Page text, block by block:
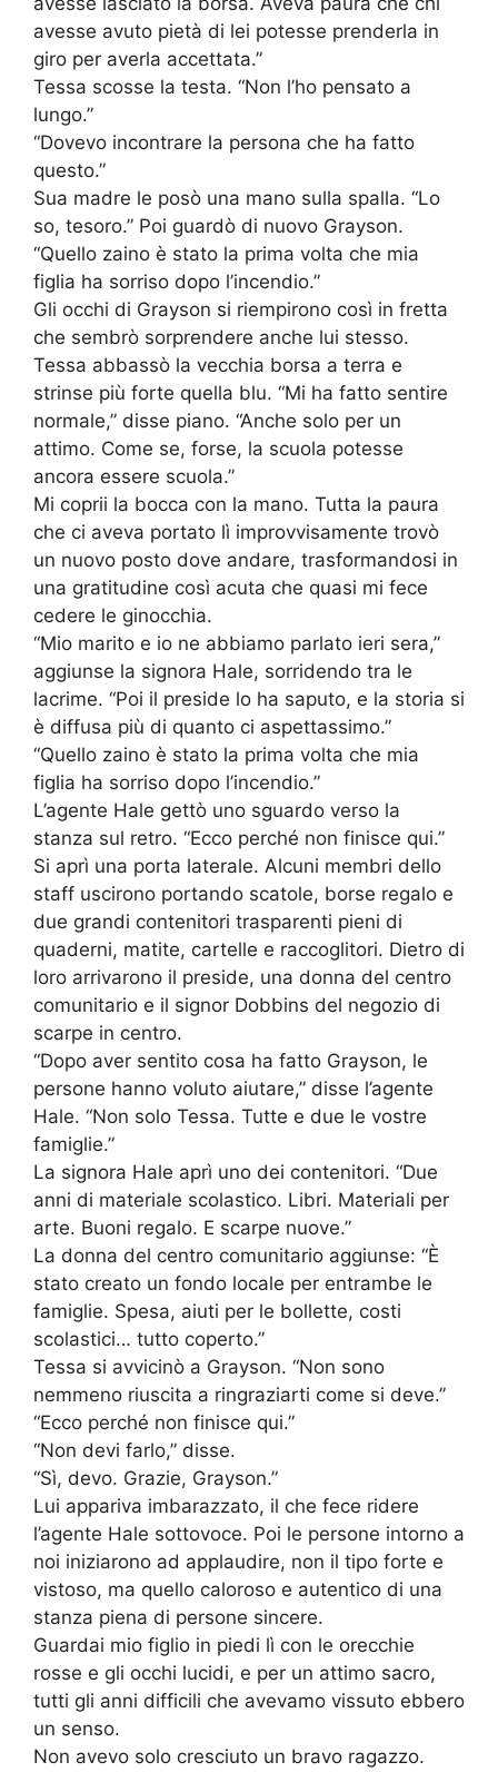
avesse avuto pietà di lei potesse prenderla in
giro per averla accettata.”
Tessa scosse la testa. “Non l’ho pensato a
lungo.”
“Dovevo incontrare la persona che ha fatto
questo.”
Sua madre le posò una mano sulla spalla. “Lo
so, tesoro.” Poi guardò di nuovo Grayson.
“Quello zaino è stato la prima volta che mia
figlia ha sorriso dopo l’incendio.”
Gli occhi di Grayson si riempirono così in fretta
che sembrò sorprendere anche lui stesso.
Tessa abbassò la vecchia borsa a terra e
strinse più forte quella blu. “Mi ha fatto sentire
normale,” disse piano. “Anche solo per un
attimo. Come se, forse, la scuola potesse
ancora essere scuola.”
Mi coprii la bocca con la mano. Tutta la paura
che ci aveva portato lì improvvisamente trovò
un nuovo posto dove andare, trasformandosi in
una gratitudine così acuta che quasi mi fece
cedere le ginocchia.
“Mio marito e io ne abbiamo parlato ieri sera,”
aggiunse la signora Hale, sorridendo tra le
lacrime. “Poi il preside lo ha saputo, e la storia si
è diffusa più di quanto ci aspettassimo.”
“Quello zaino è stato la prima volta che mia
figlia ha sorriso dopo l’incendio.”
L’agente Hale gettò uno sguardo verso la
stanza sul retro. “Ecco perché non finisce qui.”
Si aprì una porta laterale. Alcuni membri dello
staff uscirono portando scatole, borse regalo e
due grandi contenitori trasparenti pieni di
quaderni, matite, cartelle e raccoglitori. Dietro di
loro arrivarono il preside, una donna del centro
comunitario e il signor Dobbins del negozio di
scarpe in centro.
“Dopo aver sentito cosa ha fatto Grayson, le
persone hanno voluto aiutare,” disse l’agente
Hale. “Non solo Tessa. Tutte e due le vostre
famiglie.”
La signora Hale aprì uno dei contenitori. “Due
anni di materiale scolastico. Libri. Materiali per
arte. Buoni regalo. E scarpe nuove.”
La donna del centro comunitario aggiunse: “È
stato creato un fondo locale per entrambe le
famiglie. Spesa, aiuti per le bollette, costi
scolastici… tutto coperto.”
Tessa si avvicinò a Grayson. “Non sono
nemmeno riuscita a ringraziarti come si deve.”
“Ecco perché non finisce qui.”
“Non devi farlo,” disse.
“Sì, devo. Grazie, Grayson.”
Lui appariva imbarazzato, il che fece ridere
l’agente Hale sottovoce. Poi le persone intorno a
noi iniziarono ad applaudire, non il tipo forte e
vistoso, ma quello caloroso e autentico di una
stanza piena di persone sincere.
Guardai mio figlio in piedi lì con le orecchie
rosse e gli occhi lucidi, e per un attimo sacro,
tutti gli anni difficili che avevamo vissuto ebbero
un senso.
Non avevo solo cresciuto un bravo ragazzo.